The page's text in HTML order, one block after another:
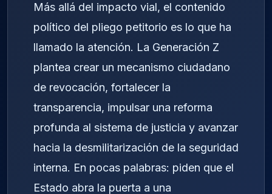
Más allá del impacto vial, el contenido
político del pliego petitorio es lo que ha
llamado la atención. La Generación Z
plantea crear un mecanismo ciudadano
de revocación, fortalecer la
transparencia, impulsar una reforma
profunda al sistema de justicia y avanzar
hacia la desmilitarización de la seguridad
interna. En pocas palabras: piden que el
Estado abra la puerta a una